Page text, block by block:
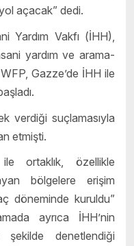
açacak” dedi.
Yardım Vakfı (İHH),
yardım ve arama-
Gazze’de İHH ile
verdiği suçlamasıyla
etmişti.
ortaklık, özellikle
bölgelere erişim
döneminde kuruldu”
ayrıca İHH’nin
şekilde denetlendiği